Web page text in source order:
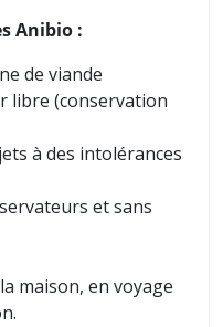
Anibio :
de viande
libre (conservation
à des intolérances
et sans
maison, en voyage